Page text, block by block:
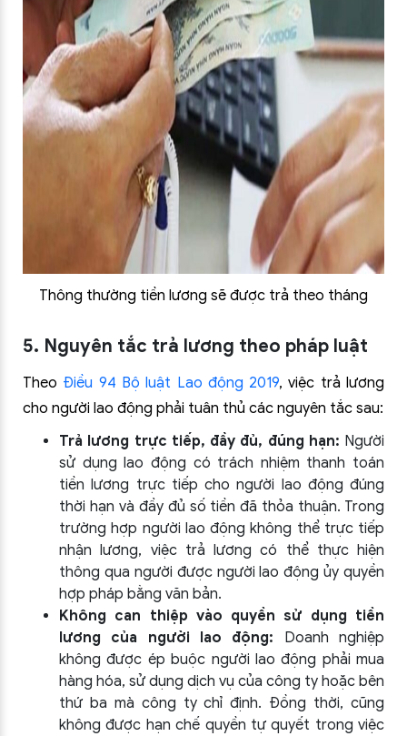
Thông thường tiền lương sẽ được trả theo tháng
5. Nguyên tắc trả lương theo pháp luật
Theo Điều 94 Bộ luật Lao động 2019, việc trả lương
cho người lao động phải tuân thủ các nguyên tắc sau:
Trả lương trực tiếp, đầy đủ, đúng hạn: Người
sử dụng lao động có trách nhiệm thanh toán
tiền lương trực tiếp cho người lao động đúng
thời hạn và đầy đủ số tiền đã thỏa thuận. Trong
trường hợp người lao động không thể trực tiếp
nhận lương, việc trả lương có thể thực hiện
thông qua người được người lao động ủy quyền
hợp pháp bằng văn bản.
Không can thiệp vào quyền sử dụng tiền
lương của người lao động: Doanh nghiệp
không được ép buộc người lao động phải mua
hàng hóa, sử dụng dịch vụ của công ty hoặc bên
thứ ba mà công ty chỉ định. Đồng thời, cũng
không được hạn chế quyền tự quyết trong việc